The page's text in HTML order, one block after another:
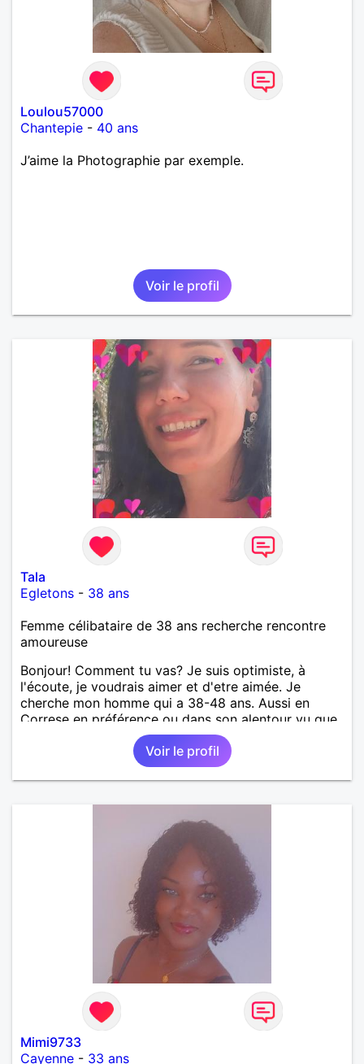
Loulou57000
Chantepie - 40 ans
J’aime la Photographie par exemple.
Voir le profil
Tala
Egletons - 38 ans
Femme célibataire de 38 ans recherche rencontre
amoureuse
Bonjour! Comment tu vas? Je suis optimiste, à
l'écoute, je voudrais aimer et d'etre aimée. Je
cherche mon homme qui a 38-48 ans. Aussi en
Correse en préférence ou dans son alentour vu que
je travaille en CDI et je ne peux pas souvent
voyager loin. Merci. Bon chance à tout le monde.
Voir le profil
Mimi9733
Cayenne - 33 ans